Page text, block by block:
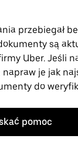
przebiegał
są
Uber. Jeśli
je jak
do
pomoc